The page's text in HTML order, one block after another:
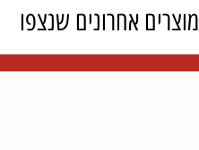
אחרונים שנצפו